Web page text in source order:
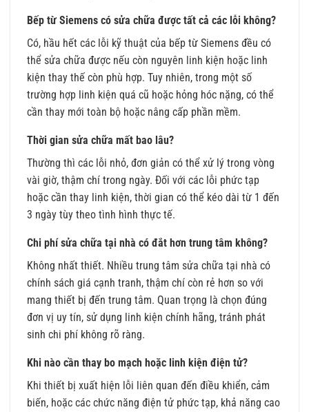
Bếp từ Siemens có sửa chữa được tất cả các lỗi không?
Có, hầu hết các lỗi kỹ thuật của bếp từ Siemens đều có
thể sửa chữa được nếu còn nguyên linh kiện hoặc linh
kiện thay thế còn phù hợp. Tuy nhiên, trong một số
trường hợp linh kiện quá cũ hoặc hỏng hóc nặng, có thể
cần thay mới toàn bộ hoặc nâng cấp phần mềm.
Thời gian sửa chữa mất bao lâu?
Thường thì các lỗi nhỏ, đơn giản có thể xử lý trong vòng
vài giờ, thậm chí trong ngày. Đối với các lỗi phức tạp
hoặc cần thay linh kiện, thời gian có thể kéo dài từ 1 đến
3 ngày tùy theo tình hình thực tế.
Chi phí sửa chữa tại nhà có đắt hơn trung tâm không?
Không nhất thiết. Nhiều trung tâm sửa chữa tại nhà có
chính sách giá cạnh tranh, thậm chí còn rẻ hơn so với
mang thiết bị đến trung tâm. Quan trọng là chọn đúng
đơn vị uy tín, sử dụng linh kiện chính hãng, tránh phát
sinh chi phí không rõ ràng.
Khi nào cần thay bo mạch hoặc linh kiện điện tử?
Khi thiết bị xuất hiện lỗi liên quan đến điều khiển, cảm
biến, hoặc các chức năng điện tử phức tạp, khả năng cao